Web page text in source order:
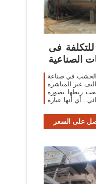
فى
الصناعية
الخشب في صناعة
غير المباشرة
ربطها بصورة
. أي أنها عبارة
على السعر